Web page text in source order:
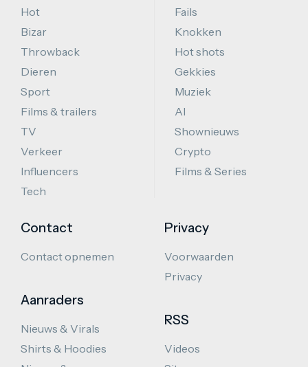
Hot
Bizar
Throwback
Dieren
Sport
Films & trailers
TV
Verkeer
Influencers
Tech
Fails
Knokken
Hot shots
Gekkies
Muziek
AI
Shownieuws
Crypto
Films & Series
Contact
Contact opnemen
Aanraders
Nieuws & Virals
Shirts & Hoodies
Privacy
Voorwaarden
Privacy
RSS
Videos